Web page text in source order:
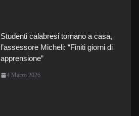
Studenti calabresi tornano a casa,
l’assessore Micheli: “Finiti giorni di
apprensione”
4 Marzo 2026